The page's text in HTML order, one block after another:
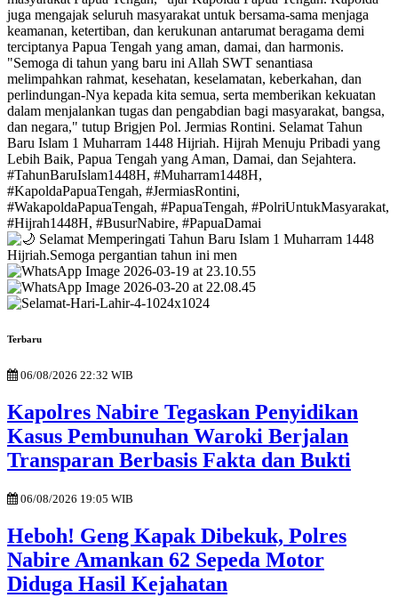
Terbaru
06/08/2026 22:32 WIB
Kapolres Nabire Tegaskan Penyidikan
Kasus Pembunuhan Waroki Berjalan
Transparan Berbasis Fakta dan Bukti
06/08/2026 19:05 WIB
Heboh! Geng Kapak Dibekuk, Polres
Nabire Amankan 62 Sepeda Motor
Diduga Hasil Kejahatan